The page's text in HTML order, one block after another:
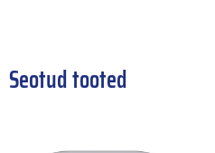
Seotud tooted